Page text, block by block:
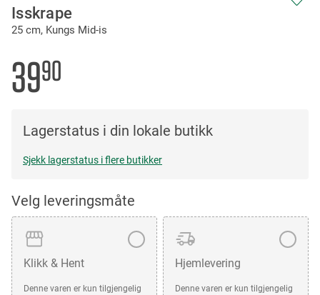
Isskrape
25 cm, Kungs Mid-is
3990
Lagerstatus i din lokale butikk
Sjekk lagerstatus i flere butikker
Velg leveringsmåte
Klikk & Hent
Denne varen er kun tilgjengelig
Hjemlevering
Denne varen er kun tilgjengelig
the
beginning
the
images
gallery